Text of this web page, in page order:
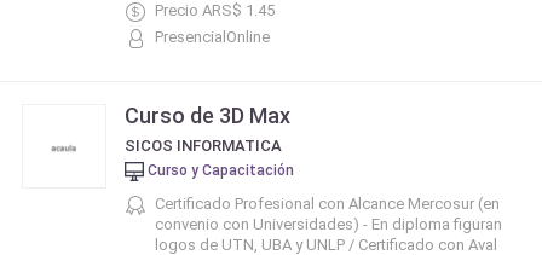
Precio ARS$ 1.45
PresencialOnline
Curso de 3D Max
SICOS INFORMATICA
Curso y Capacitación
Certificado Profesional con Alcance Mercosur (en
convenio con Universidades) - En diploma figuran
logos de UTN, UBA y UNLP / Certificado con Aval